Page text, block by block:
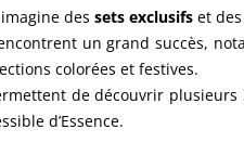
des sets exclusifs et des
un grand succès,
colorées et festives.
de découvrir
d’Essence.